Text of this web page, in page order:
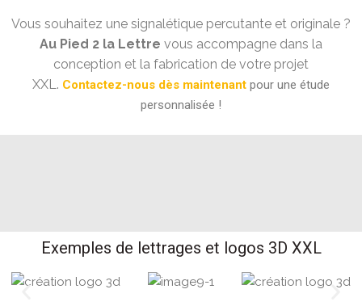
Vous souhaitez une signalétique percutante et originale ?
Au Pied 2 la Lettre vous accompagne dans la
conception et la fabrication de votre projet
XXL. Contactez-nous dès maintenant pour une étude
personnalisée !
Exemples de lettrages et logos 3D XXL